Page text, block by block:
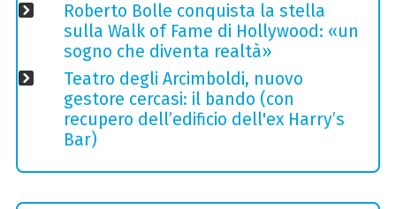
Roberto Bolle conquista la stella
sulla Walk of Fame di Hollywood: «un
sogno che diventa realtà»
Teatro degli Arcimboldi, nuovo
gestore cercasi: il bando (con
recupero dell’edificio dell'ex Harry’s
Bar)